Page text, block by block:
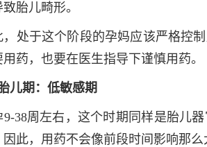
胎儿畸形。
，处于这个阶段的孕妈应该严格控
用药，也要在医生指导下谨慎用药。
儿期：低敏感期
9-38周左右，这个时期同样是胎儿
因此，用药不会像前段时间影响那么